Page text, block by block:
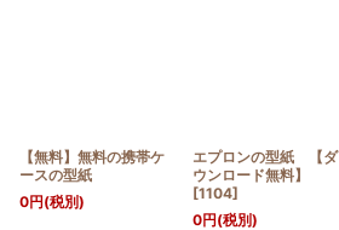
【無料】無料の携帯ケ
ースの型紙
0円(税別)
エプロンの型紙 【ダ
ウンロード無料】
[1104]
0円(税別)